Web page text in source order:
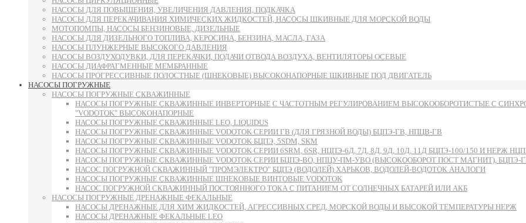
НАСОСЫ ДЛЯ ПОВЫШЕНИЯ, УВЕЛИЧЕНИЯ ДАВЛЕНИЯ, ПОДКАЧКА
НАСОСЫ ДЛЯ ПЕРЕКАЧИВАНИЯ ХИМИЧЕСКИХ ЖИДКОСТЕЙ, НАСОСЫ ШКИВНЫЕ ДЛЯ МОРСКОЙ ВОДЫ
МОТОПОМПЫ, НАСОСЫ БЕНЗИНОВЫЕ, ДИЗЕЛЬНЫЕ
НАСОСЫ ДЛЯ ДИЗЕЛЬНОГО ТОПЛИВА, КЕРОСИНА, БЕНЗИНА, МАСЛА, ГАЗА
НАСОСЫ ПЛУНЖЕРНЫЕ ВЫСОКОГО ДАВЛЕНИЯ
НАСОСЫ ВОЗДУХОДУВКИ, ДЛЯ ПЕРЕКАЧКИ, ПОДАЧИ ОТВОДА ВОЗДУХА, ВЕНТИЛЯТОРЫ ОСЕВЫЕ
НАСОСЫ ДИАФРАГМЕННЫЕ МЕМБРАННЫЕ
НАСОСЫ ПРОГРЕССИВНЫЕ ПОЛОСТНЫЕ (ШНЕКОВЫЕ) ВЫСОКОНАПОРНЫЕ ШКИВНЫЕ ПОД ДВИГАТЕЛЬ
НАСОСЫ ПОГРУЖНЫЕ
НАСОСЫ ПОГРУЖНЫЕ СКВАЖИННЫЕ
НАСОСЫ ПОГРУЖНЫЕ СКВАЖИННЫЕ ИНВЕРТОРНЫЕ С ЧАСТОТНЫМ РЕГУЛИРОВАНИЕМ ВЫСОКООБОРОТИСТЫЕ С
"VODOTOK" ВЫСОКОНАПОРНЫЕ
НАСОСЫ ПОГРУЖНЫЕ СКВАЖИННЫЕ LEO, LIQUIDUS
НАСОСЫ ПОГРУЖНЫЕ СКВАЖИННЫЕ VODOTOK СЕРИИ ГВ (ДЛЯ ГРЯЗНОЙ ВОДЫ) БЦПЭ-ГВ, НПЦВ-ГВ
НАСОСЫ ПОГРУЖНЫЕ СКВАЖИННЫЕ VODOTOK БЦПЭ, 5SDM, SKM
НАСОСЫ ПОГРУЖНЫЕ СКВАЖИННЫЕ VODOTOK СЕРИИ 6SRM, 6SR, НЦПЭ-6Д, 7Д, 8Д, 9Д, 10Д, 11Д БЦПЭ-100/150 И НЕРЖ
НАСОСЫ ПОГРУЖНЫЕ СКВАЖИННЫЕ VODOTOK СЕРИИ БЦПЭ-ВО, НПЦУ-ПМ-УВО (ВЫСОКООБОРОТ ПОСТ МАГНИТ), БЦПЭ-
НАСОС ПОГРУЖНОЙ СКВАЖИННЫЙ "ПРОМЭЛЕКТРО" БЦПЭ (ВОДОЛЕЙ) ХАРЬКОВ, ВОДОЛЕЙ-ВОДОТОК АНАЛОГИ
НАСОСЫ ПОГРУЖНЫЕ СКВАЖИННЫЕ ШНЕКОВЫЕ ВИНТОВЫЕ VODOTOK
НАСОС ПОГРУЖНОЙ СКВАЖИННЫЙ ПОСТОЯННОГО ТОКА С ПИТАНИЕМ ОТ СОЛНЕЧНЫХ БАТАРЕЙ ИЛИ АКБ
НАСОСЫ ПОГРУЖНЫЕ ДРЕНАЖНЫЕ ФЕКАЛЬНЫЕ
НАСОСЫ ДРЕНАЖНЫЕ ДЛЯ ХИМ ЖИДКОСТЕЙ, АГРЕССИВНЫХ СРЕД, МОРСКОЙ ВОДЫ И ВЫСОКОЙ ТЕМПЕРАТУРЫ НЕРЖ
НАСОСЫ ДРЕНАЖНЫЕ ФЕКАЛЬНЫЕ LEO